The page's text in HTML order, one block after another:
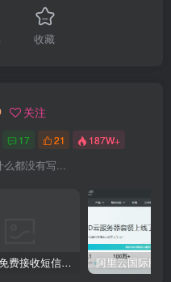
收藏
关注
17 21 187W+
都没有写...
国内外免费接收短信验证码平台网站